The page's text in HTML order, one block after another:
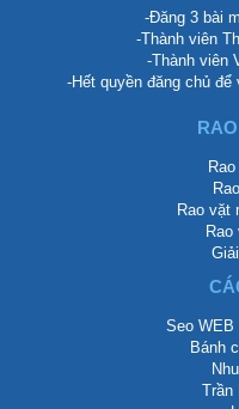
-Đăng 3 bài
-Thành viên
-Thành viên
-Hết quyền đăng chủ
Rao vặt
Rao
Seo WEB
Bánh
Trần